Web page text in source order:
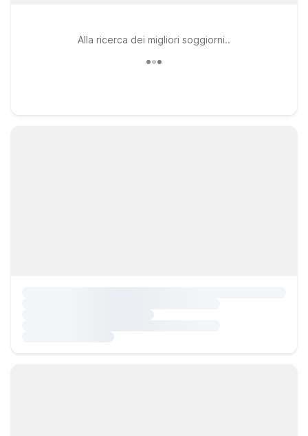
Alla ricerca dei migliori soggiorni..